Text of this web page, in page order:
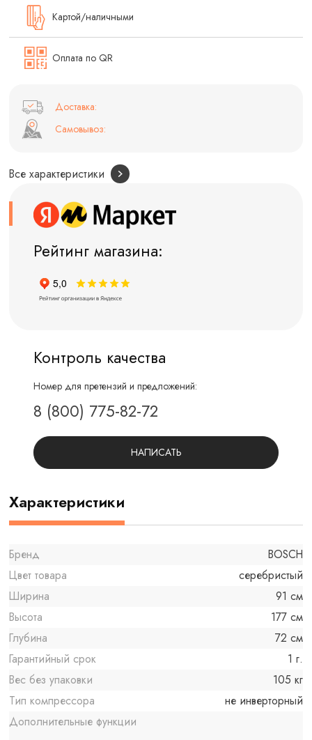
Картой/наличными
Оплата по QR
Доставка:
Самовывоз:
Все характеристики
Рейтинг магазина:
Контроль качества
Номер для претензий и предложений:
8 (800) 775-82-72
НАПИСАТЬ
Характеристики
Бренд
BOSCH
Цвет товара
серебристый
Ширина
91 см
Высота
177 см
Глубина
72 см
Гарантийный срок
1 г.
Вес без упаковки
105 кг
Тип компрессора
не инверторный
Дополнительные функции